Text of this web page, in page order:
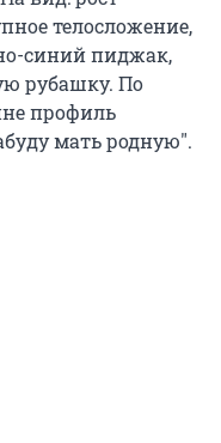
телосложение,
синий пиджак,
рубашку. По
профиль
мать родную".